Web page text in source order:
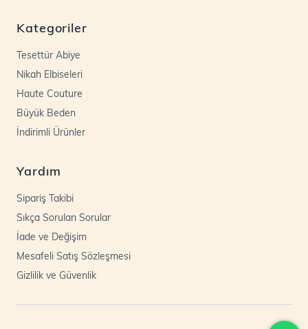
Kategoriler
Tesettür Abiye
Nikah Elbiseleri
Haute Couture
Büyük Beden
İndirimli Ürünler
Yardım
Sipariş Takibi
Sıkça Sorulan Sorular
İade ve Değişim
Mesafeli Satış Sözleşmesi
Gizlilik ve Güvenlik